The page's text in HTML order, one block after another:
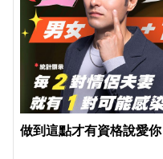
做到這點才有資格說愛你